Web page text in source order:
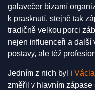
galavečer bizarní
k prasknutí, stejně tak
tradičně velkou porci
nejen influenceři a další
postavy, ale též
Jedním z nich byl i
změřil v hlavním